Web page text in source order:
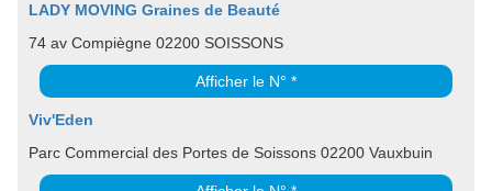
LADY MOVING Graines de Beauté
74 av Compiègne 02200 SOISSONS
Afficher le N° *
Viv'Eden
Parc Commercial des Portes de Soissons 02200 Vauxbuin